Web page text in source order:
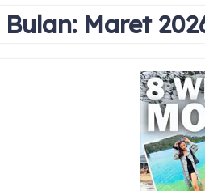
Bulan: Maret